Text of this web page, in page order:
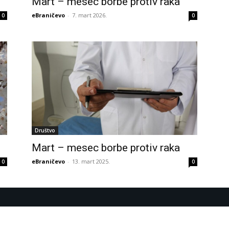
0 eBraničevo - 7. mart 2026. 0
0
Društvo
Mart – mesec borbe protiv raka
eBraničevo - 13. mart 2025. 0